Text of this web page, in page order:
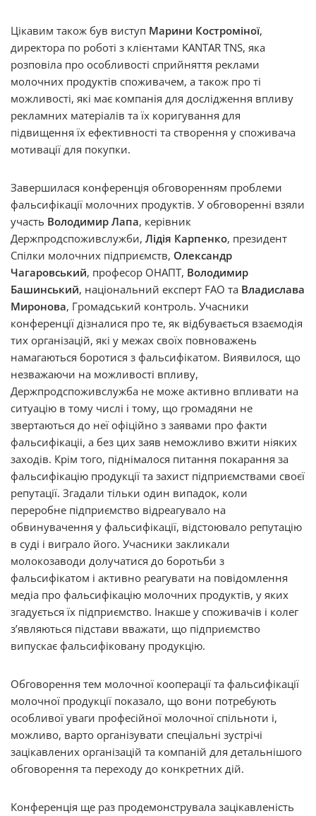
Цікавим також був виступ Марини Костроміної,
директора по роботі з клієнтами KANTAR TNS, яка
розповіла про особливості сприйняття реклами
молочних продуктів споживачем, а також про ті
можливості, які має компанія для дослідження впливу
рекламних матеріалів та їх коригування для
підвищення їх ефективності та створення у споживача
мотивації для покупки.
Завершилася конференція обговоренням проблеми
фальсифікації молочних продуктів. У обговоренні взяли
участь Володимир Лапа, керівник
Держпродспоживслужби, Лідія Карпенко, президент
Спілки молочних підприємств, Олександр
Чагаровський, професор ОНАПТ, Володимир
Башинський, національний експерт FAO та Владислава
Миронова, Громадський контроль. Учасники
конференції дізналися про те, як відбувається взаємодія
тих організацій, які у межах своїх повноважень
намагаються боротися з фальсифікатом. Виявилося, що
незважаючи на можливості впливу,
Держпродспоживслужба не може активно впливати на
ситуацію в тому числі і тому, що громадяни не
звертаються до неї офіційно з заявами про факти
фальсифікаціі, а без цих заяв неможливо вжити ніяких
заходів. Крім того, піднімалося питання покарання за
фальсифікацію продукції та захист підприємствами своєї
репутації. Згадали тільки один випадок, коли
переробне підприємство відреагувало на
обвинувачення у фальсифікації, відстоювало репутацію
в суді і виграло його. Учасники закликали
молокозаводи долучатися до боротьби з
фальсифікатом і активно реагувати на повідомлення
медіа про фальсифікацію молочних продуктів, у яких
згадується їх підприємство. Інакше у споживачів і колег
з’являються підстави вважати, що підприємство
випускає фальсифіковану продукцію.
Обговорення тем молочної кооперації та фальсифікації
молочної продукції показало, що вони потребують
особливої уваги професійної молочної спільноти і,
можливо, варто організувати спеціальні зустрічі
зацікавлених організацій та компаній для детальнішого
обговорення та переходу до конкретних дій.
Конференція ще раз продемонструвала зацікавленість